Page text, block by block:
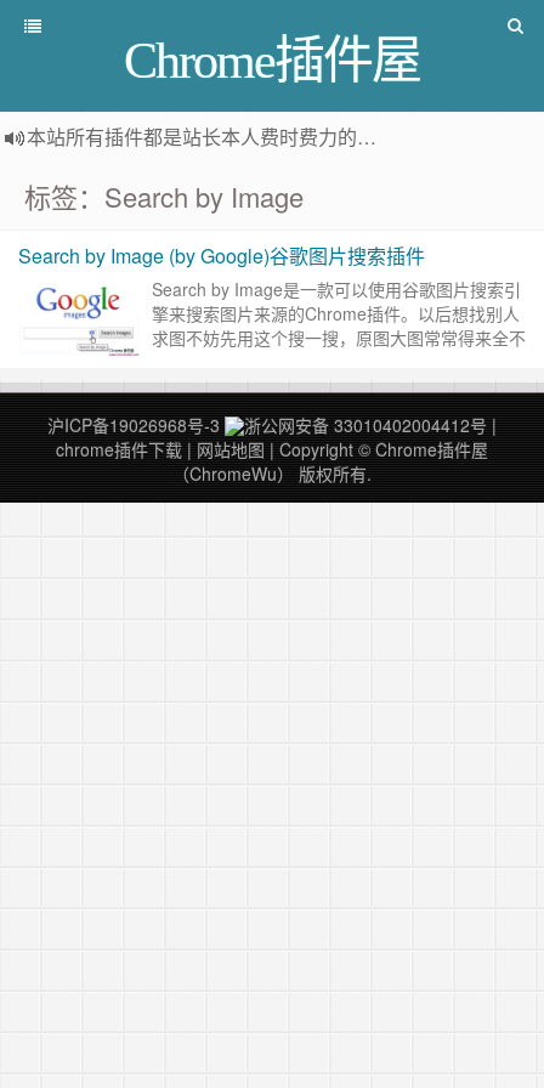
Chrome插件屋
本站所有插件都是站长本人费时费力的人工筛选推荐
标签：Search by Image
Search by Image (by Google)谷歌图片搜索插件
Search by Image是一款可以使用谷歌图片搜索引
擎来搜索图片来源的Chrome插件。以后想找别人
求图不妨先用这个搜一搜，原图大图常常得来全不
»
沪ICP备19026968号-3
浙公网安备 33010402004412号 |
chrome插件下载 | 网站地图 | Copyright © Chrome插件屋
（ChromeWu） 版权所有.